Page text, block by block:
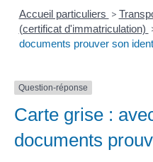
Accueil particuliers >
(certificat d'immatriculation)
documents prouver son
Question-réponse
Carte grise :
documents